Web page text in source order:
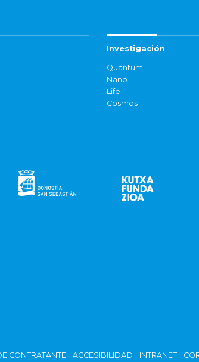
Investigación
Quantum
Nano
Life
Cosmos
CONTRATANTE ACCESIBILIDAD INTRANET